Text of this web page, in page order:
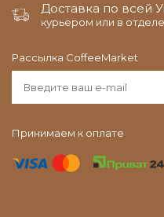
Доставка по всей
курьером или в
Рассылка CoffeeMarket
Принимаем к оплате